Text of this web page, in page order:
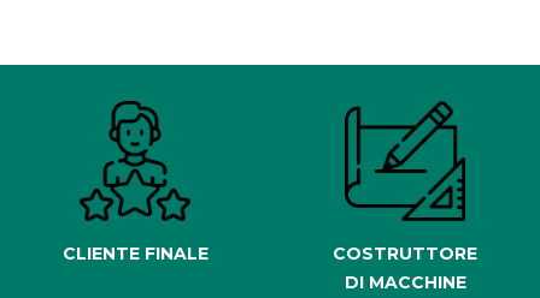
CLIENTE FINALE
COSTRUTTORE
DI MACCHINE